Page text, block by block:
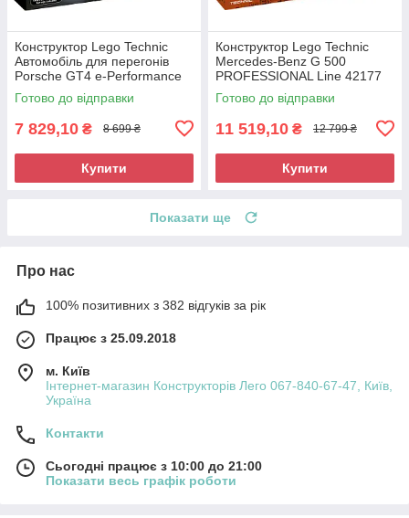
Конструктор Lego Technic
Автомобіль для перегонів
Porsche GT4 e-Performance
42176
Готово до відправки
7 829,10 ₴ 8 699 ₴
Купити
Конструктор Lego Technic
Mercedes-Benz G 500
PROFESSIONAL Line 42177
Готово до відправки
11 519,10 ₴ 12 799 ₴
Купити
Показати ще
Про нас
100% позитивних з 382 відгуків за рік
Працює з 25.09.2018
м. Київ
Інтернет-магазин Конструкторів Лего 067-840-67-47, Київ,
Україна
Контакти
Сьогодні працює з 10:00 до 21:00
Показати весь графік роботи